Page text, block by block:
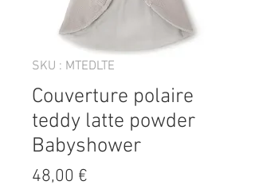
SKU : MTEDLTE
Couverture polaire
teddy latte powder
Babyshower
48,00 €